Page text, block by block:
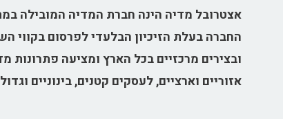
אצטרובל מדיה הינה חברת המדיה המובילה
החברה בעלת הזיכיון הבלעדי לפרסום בקווי
ובצירים מרכזיים בכל הארץ ומציעה פתרונות
אזוריים וארציים, לעסקים קטנים, בינוניים